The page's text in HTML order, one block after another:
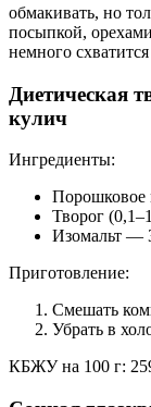
обмакивать, но
посыпкой,
немного
Диетическая
кулич
Ингредиенты:
Порошковое
Творог
Изомальт —
Приготовление:
Смешать
Убрать в
КБЖУ на 100 г: